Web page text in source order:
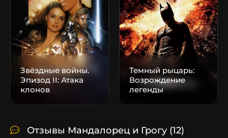
Звёздные войны.
Эпизод II: Атака
клонов
Темный рыцарь:
Возрождение
легенды
Отзывы Мандалорец и Грогу (12)